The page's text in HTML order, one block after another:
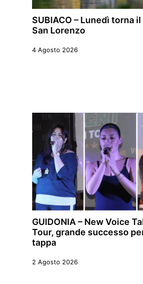
SUBIACO – Lunedì torna
San Lorenzo
4 Agosto 2026
GUIDONIA – New Voice
Tour, grande successo
tappa
2 Agosto 2026